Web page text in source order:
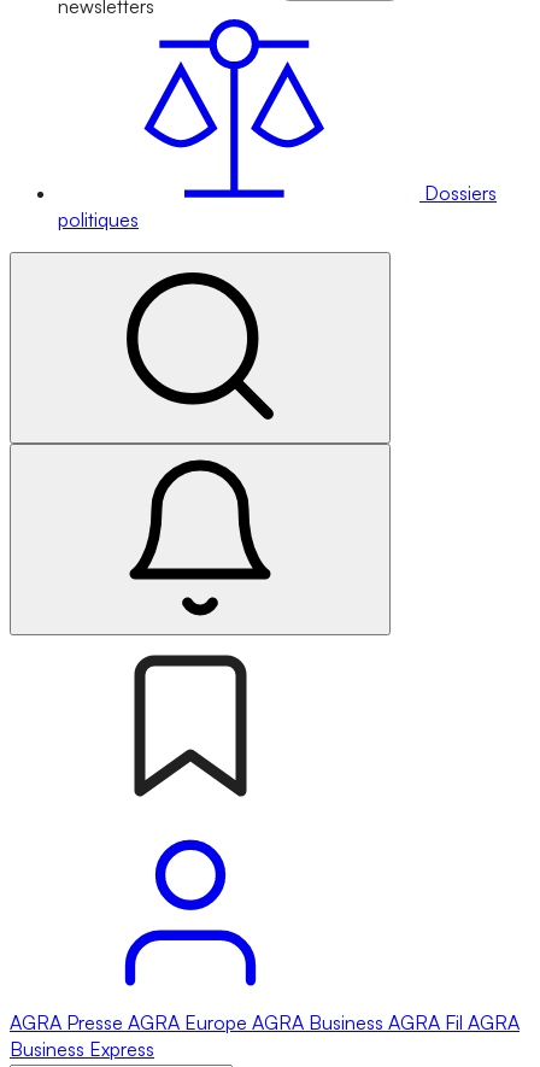
newsletters
Dossiers
politiques
AGRA Presse AGRA Europe AGRA Business AGRA Fil AGRA
Business Express